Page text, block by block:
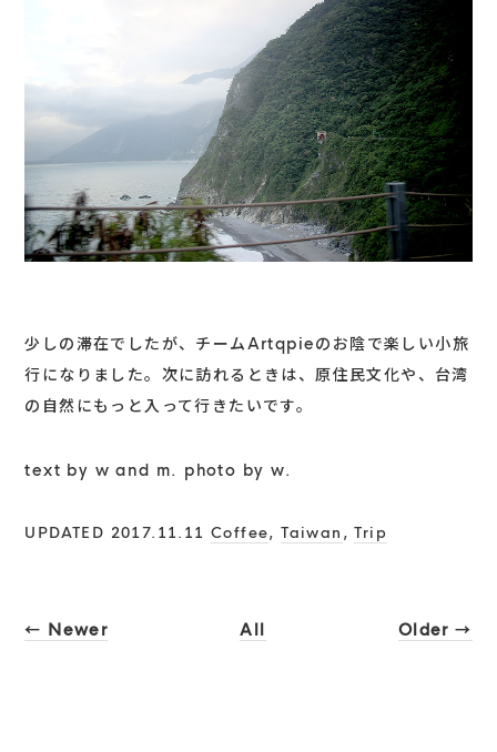
少しの滞在でしたが、チームArtqpieのお陰で楽しい小旅
行になりました。次に訪れるときは、原住民文化や、台湾
の自然にもっと入って行きたいです。
text by w and m. photo by w.
UPDATED 2017.11.11Coffee,Taiwan ,Trip
Older →
← Newer All